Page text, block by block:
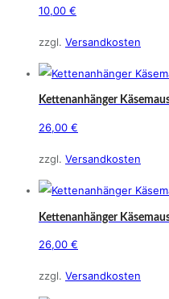
10,00 €
zzgl. Versandkosten
Kettenanhänger
26,00 €
zzgl. Versandkosten
Kettenanhänger
26,00 €
zzgl. Versandkosten